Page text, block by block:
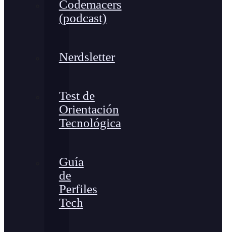
Codemacers
(podcast)
Nerdsletter
Test de
Orientación
Tecnológica
Guía
de
Perfiles
Tech